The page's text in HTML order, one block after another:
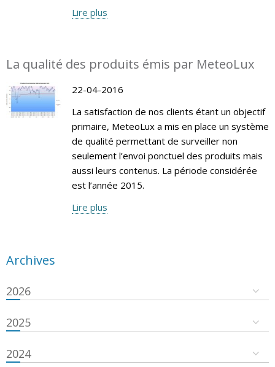
Lire plus
La qualité des produits émis par MeteoLux
22-04-2016
La satisfaction de nos clients étant un objectif
primaire, MeteoLux a mis en place un système
de qualité permettant de surveiller non
seulement l’envoi ponctuel des produits mais
aussi leurs contenus. La période considérée
est l’année 2015.
Lire plus
Archives
2026
2025
2024